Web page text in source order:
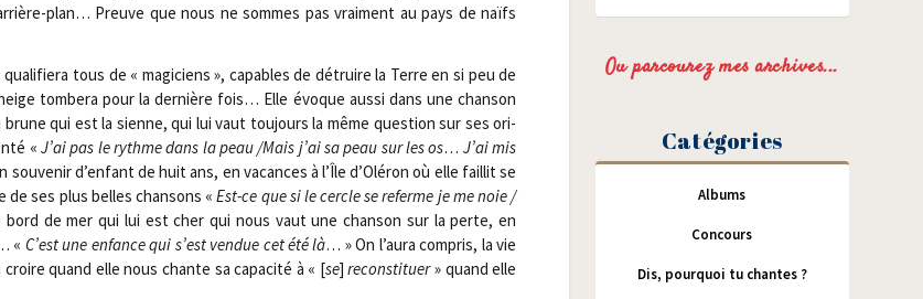
plan… Preuve que nous ne sommes pas vrai­ment au pays de naïfs
tous de « magi­ciens », capables de détruire la Terre en si peu de
tom­be­ra pour la der­nière fois… Elle évoque aus­si dans une chan­son
qui est la sienne, qui lui vaut tou­jours la même ques­tion sur ses ori­
«J’ai pas le rythmedans la peau /​Mais j’ai sa peau sur les os… J’ai mis
d’enfant de huit ans, en vacances à l’Île d’Oléron où elle faillit se
de ses plus belles chan­sons «Est-ce que si le cercle se referme je me noie /​
bord de mer qui lui est cher qui nous vaut une chan­son sur la perte, en
« C’est une enfance qui s’est ven­due cet été là… » On l’aura com­pris, la vie
quand elle nous chante sa capa­ci­té à « [se]recons­ti­tuer» quand elle
Ou parcourez mes archives...
Catégories
Albums
Concours
Dis, pourquoi tu chantes ?